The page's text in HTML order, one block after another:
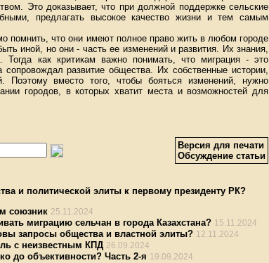
Это доказывает, что при должной поддержке сельские
предлагать высокое качество жизни и тем самым
помнить, что они имеют полное право жить в любом городе
иной, но они - часть ее изменений и развития. Их знания,
как критикам важно понимать, что миграция - это
сопровождал развитие общества. Их собственные истории,
Поэтому вместо того, чтобы бояться изменений, нужно
городов, в которых хватит места и возможностей для
Версия для печати
Обсуждение статьи
и политической элиты к первому президенту РК?
союзник 25.11.2024
миграцию сельчан в города Казахстана? 15.11.2024
запросы общества и властной элиты? 12.11.2024
с неизвестным КПД 26.09.2024
до объективности? Часть 2-я 19.09.2024